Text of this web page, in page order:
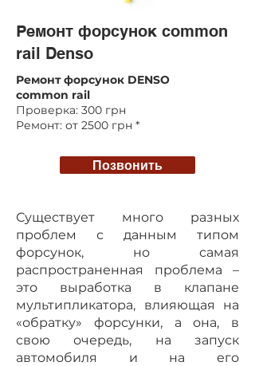
Ремонт форсунок common
rail Denso
Ремонт форсунок DENSO
common rail
Проверка: 300 грн
Ремонт: от 2500 грн *
Позвонить
Существует много разных
проблем с данным типом
форсунок, но самая
распространенная проблема –
это выработка в клапане
мультипликатора, влияющая на
«обратку» форсунки, а она, в
свою очередь, на запуск
автомобиля и на его